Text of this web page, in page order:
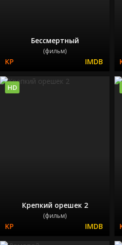
Бессмертный
(фильм)
Крепкий орешек 2
(фильм)
HD